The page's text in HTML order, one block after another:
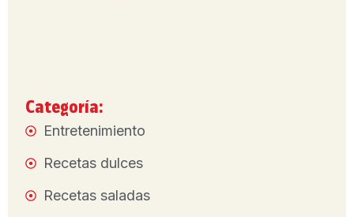
Categoría:
Entretenimiento
Recetas dulces
Recetas saladas